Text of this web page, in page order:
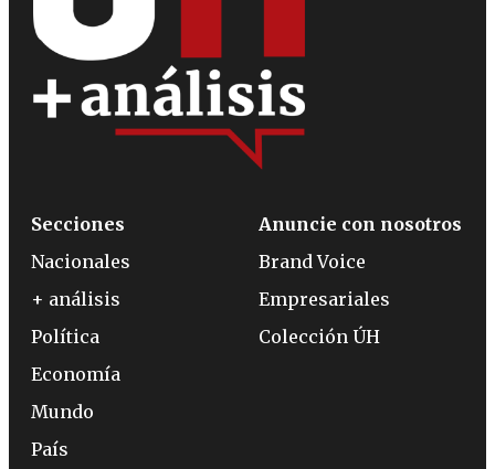
Secciones
Nacionales
+ análisis
Política
Economía
Mundo
País
Anuncie con nosotros
Brand Voice
Empresariales
Colección ÚH